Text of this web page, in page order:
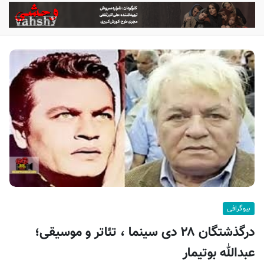
ب
ا
ک
س
آ
ف
ی
س
ا
ی
ر
ا
ن
بیوگرافی
درگذشتگان ۲۸ دی سینما ، تئاتر و موسیقی؛
عبدالله بوتیمار